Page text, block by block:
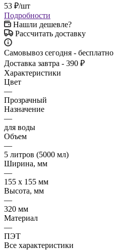
53 ₽/шт
Подробности
Нашли дешевле?
Рассчитать доставку
Самовывоз сегодня - бесплатно
Доставка завтра - 390 ₽
Характеристики
Цвет
—
Прозрачный
Назначение
—
для воды
Объем
—
5 литров (5000 мл)
Ширина, мм
—
155 х 155 мм
Высота, мм
—
320 мм
Материал
—
ПЭТ
Все характеристики